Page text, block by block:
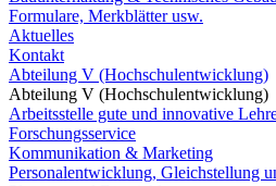
Formulare, Merkblätter usw.
Aktuelles
Kontakt
Abteilung V (Hochschulentwicklung)
Abteilung V (Hochschulentwicklung)
Arbeitsstelle gute und innovative
Forschungsservice
Kommunikation & Marketing
Personalentwicklung, Gleichstellung